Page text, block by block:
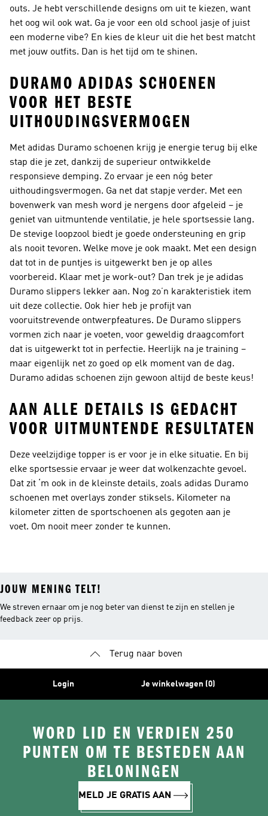
outs. Je hebt verschillende designs om uit te kiezen, want
het oog wil ook wat. Ga je voor een old school jasje of juist
een moderne vibe? En kies de kleur uit die het best matcht
met jouw outfits. Dan is het tijd om te shinen.
DURAMO ADIDAS SCHOENEN
VOOR HET BESTE
UITHOUDINGSVERMOGEN
Met adidas Duramo schoenen krijg je energie terug bij elke
stap die je zet, dankzij de superieur ontwikkelde
responsieve demping. Zo ervaar je een nóg beter
uithoudingsvermogen. Ga net dat stapje verder. Met een
bovenwerk van mesh word je nergens door afgeleid – je
geniet van uitmuntende ventilatie, je hele sportsessie lang.
De stevige loopzool biedt je goede ondersteuning en grip
als nooit tevoren. Welke move je ook maakt. Met een design
dat tot in de puntjes is uitgewerkt ben je op alles
voorbereid. Klaar met je work-out? Dan trek je je adidas
Duramo slippers lekker aan. Nog zo’n karakteristiek item
uit deze collectie. Ook hier heb je profijt van
vooruitstrevende ontwerpfeatures. De Duramo slippers
vormen zich naar je voeten, voor geweldig draagcomfort
dat is uitgewerkt tot in perfectie. Heerlijk na je training –
maar eigenlijk net zo goed op elk moment van de dag.
Duramo adidas schoenen zijn gewoon altijd de beste keus!
AAN ALLE DETAILS IS GEDACHT
VOOR UITMUNTENDE RESULTATEN
Deze veelzijdige topper is er voor je in elke situatie. En bij
elke sportsessie ervaar je weer dat wolkenzachte gevoel.
Dat zit ‘m ook in de kleinste details, zoals adidas Duramo
schoenen met overlays zonder stiksels. Kilometer na
kilometer zitten de sportschoenen als gegoten aan je
voet. Om nooit meer zonder te kunnen.
JOUW MENING TELT!
We streven ernaar om je nog beter van dienst te zijn en stellen je
feedback zeer op prijs.
Terug naar boven
Login Je winkelwagen (0)
WORD LID EN VERDIEN 250
PUNTEN OM TE BESTEDEN AAN
BELONINGEN
MELD JE GRATIS AAN